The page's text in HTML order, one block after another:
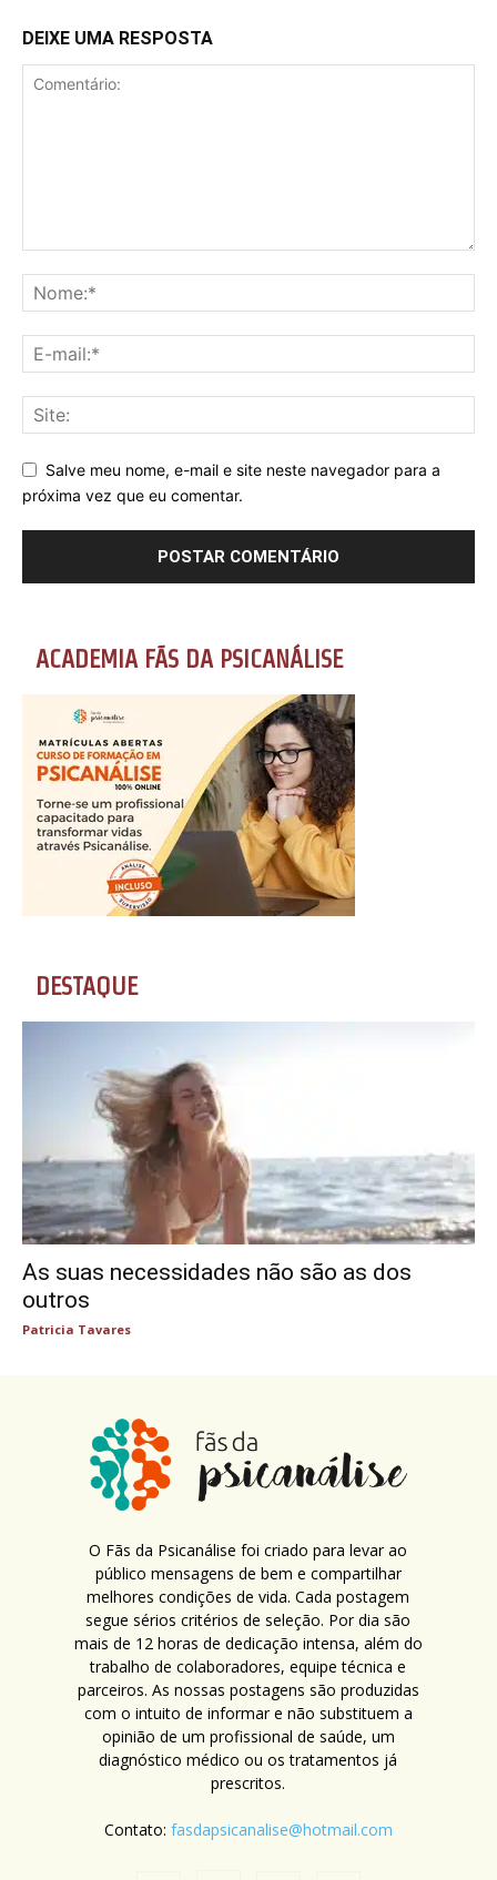
DEIXE UMA RESPOSTA
Salve meu nome, e-mail e site neste navegador para a
próxima vez que eu comentar.
ACADEMIA FÃS DA PSICANÁLISE
DESTAQUE
As suas necessidades não são as dos
outros
Patricia Tavares
O Fãs da Psicanálise foi criado para levar ao
público mensagens de bem e compartilhar
melhores condições de vida. Cada postagem
segue sérios critérios de seleção. Por dia são
mais de 12 horas de dedicação intensa, além do
trabalho de colaboradores, equipe técnica e
parceiros. As nossas postagens são produzidas
com o intuito de informar e não substituem a
opinião de um profissional de saúde, um
diagnóstico médico ou os tratamentos já
prescritos.
Contato: fasdapsicanalise@hotmail.com